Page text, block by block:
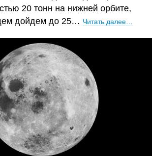
20 тонн на нижней орбите,
дойдем до 25… Читать далее…